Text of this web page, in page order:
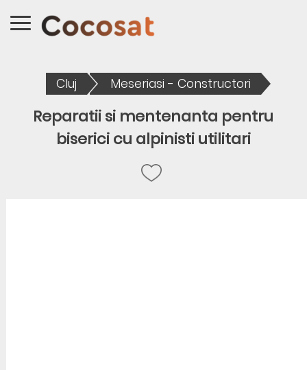
Cluj Meseriasi - Constructori
Reparatii si mentenanta pentru
biserici cu alpinisti utilitari